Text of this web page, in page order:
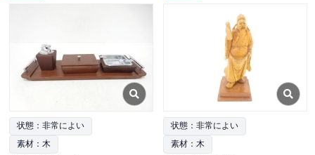
状態：非常によい
素材：木
状態：非常によい
素材：木